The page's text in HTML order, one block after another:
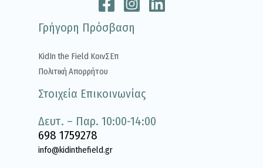
Γρήγορη Πρόσβαση
KidIn the Field ΚοινΣΕπ
Πολιτική Απορρήτου
Στοιχεία Επικοινωνίας
Δευτ. – Παρ. 10:00-14:00
698 1759278
info@kidinthefield.gr